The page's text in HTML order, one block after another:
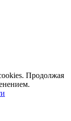
Продолжая